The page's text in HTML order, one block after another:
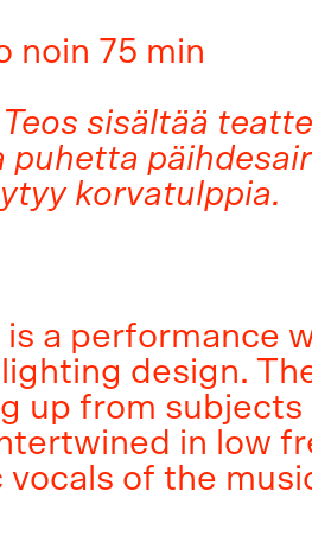
noin 75 min
sisältää
korvatulppia.
is a performance
design.
up from subjects
in low
of the